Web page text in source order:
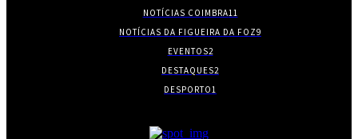
NOTÍCIAS COIMBRA11
NOTÍCIAS DA FIGUEIRA DA FOZ9
EVENTOS2
DESTAQUES2
DESPORTO1